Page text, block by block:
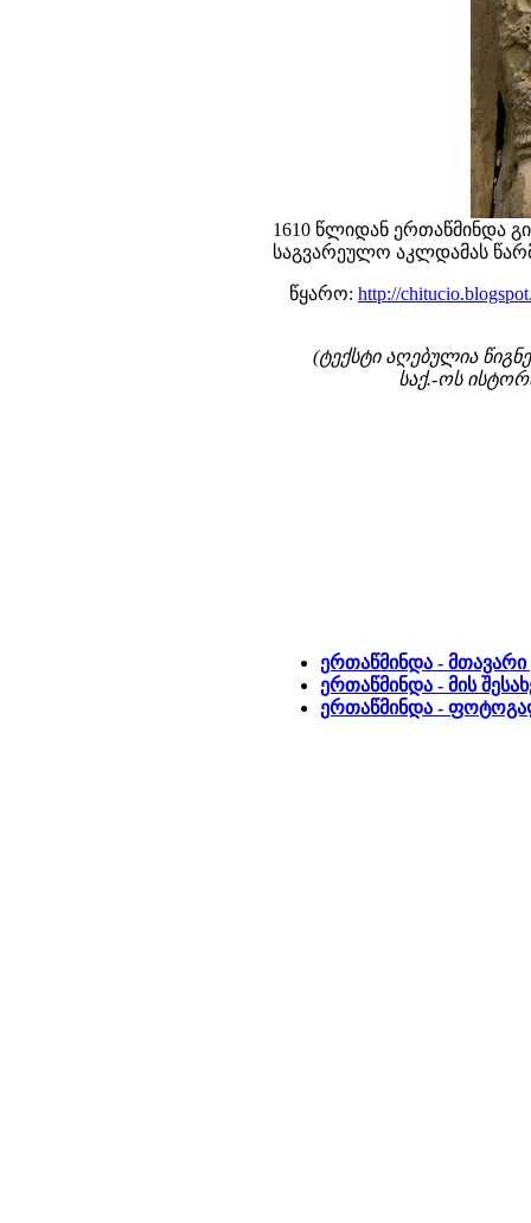
1610 წლიდან ერთაწმინდა
საგვარეულო აკლდამას
წყარო: http://
(ტექსტი აღებულია
საქ.-ოს
ერთაწმინდა -
ერთაწმინდა - მის
ერთაწმინდა -